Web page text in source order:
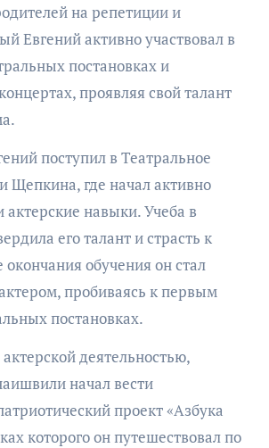
на репетиции и
Евгений активно участвовал в
постановках и
проявляя свой талант
поступил в Театральное
Щепкина, где начал активно
актерские навыки. Учеба в
его талант и страсть к
окончания обучения он стал
пробиваясь к первым
постановках.
деятельностью,
начал вести
проект «Азбука
которого он путешествовал по